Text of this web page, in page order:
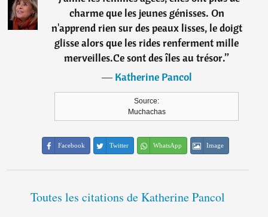
charme que les jeunes génisses. On
n'apprend rien sur des peaux lisses, le doigt
glisse alors que les rides renferment mille
merveilles.Ce sont des îles au trésor.”
―Katherine Pancol
Source:
Muchachas
Facebook Twitter WhatsApp Image
Toutes les citations de Katherine Pancol